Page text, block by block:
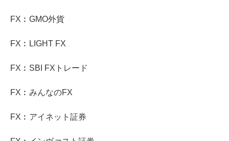
FX︰GMO外貨
FX︰LIGHT FX
FX︰SBI FXトレード
FX︰みんなのFX
FX︰アイネット証券